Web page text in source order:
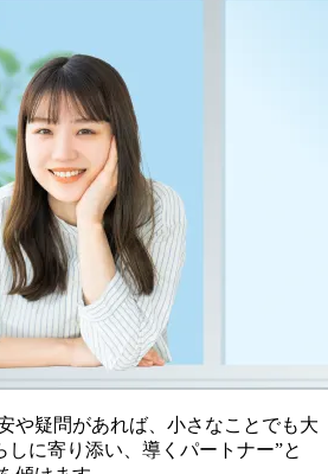
や疑問があれば、小さなことでも大
しに寄り添い、導くパートナー”と